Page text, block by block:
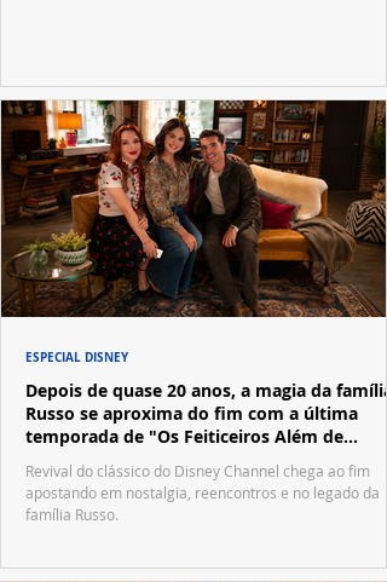
Depois de quase 20 anos, a magia da família
Russo se aproxima do fim com a última
temporada de "Os Feiticeiros Além de
Waverly Place"
Revival do clássico do Disney Channel chega ao fim
apostando em nostalgia, reencontros e no legado da
família Russo.
ESPECIAL DISNEY